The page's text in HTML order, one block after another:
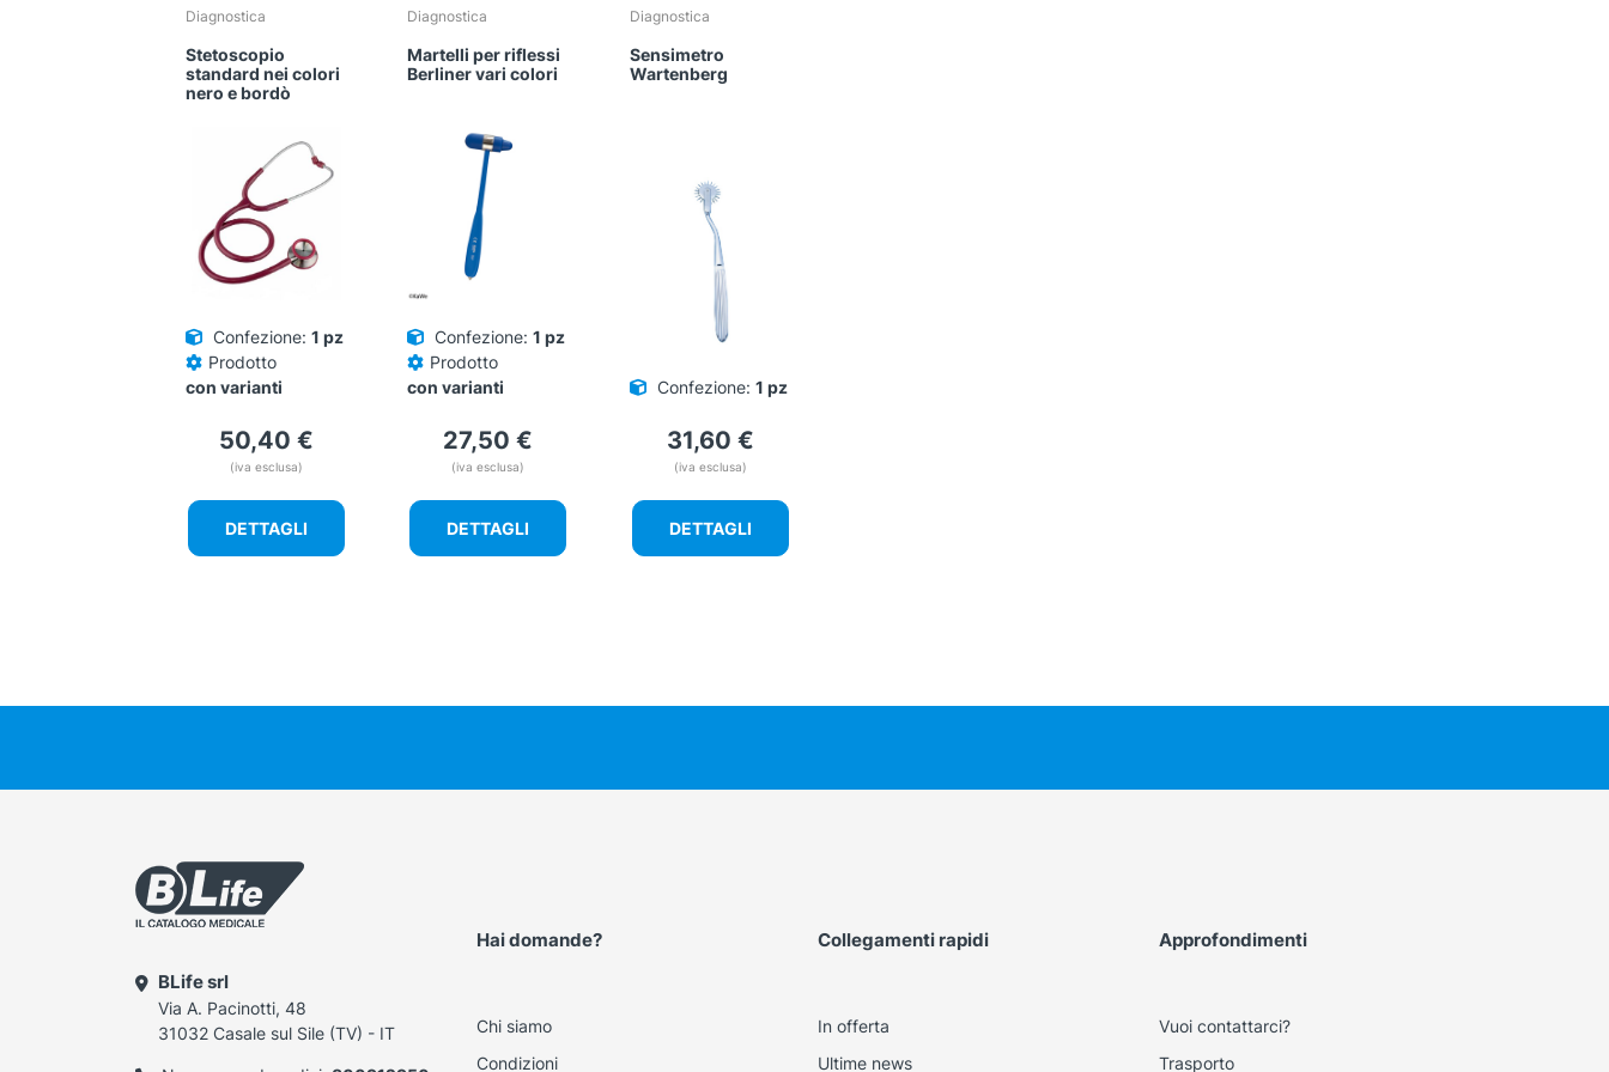
Diagnostica
Stetoscopio
standard nei colori
nero e bordò
Confezione: 1 pz
Prodotto
con varianti
50,40€
(iva esclusa)
DETTAGLI
Diagnostica
Martelli per riflessi
Berliner vari colori
Confezione: 1 pz
Prodotto
con varianti
27,50€
(iva esclusa)
DETTAGLI
Diagnostica
Sensimetro
Wartenberg
Confezione: 1 pz
31,60 €
(iva esclusa)
DETTAGLI
BLife srl
Via A. Pacinotti, 48
31032 Casale sul Sile (TV) - IT
Hai domande?
Chi siamo
Condizioni
Collegamenti rapidi
In offerta
Ultime news
Approfondimenti
Vuoi contattarci?
Trasporto